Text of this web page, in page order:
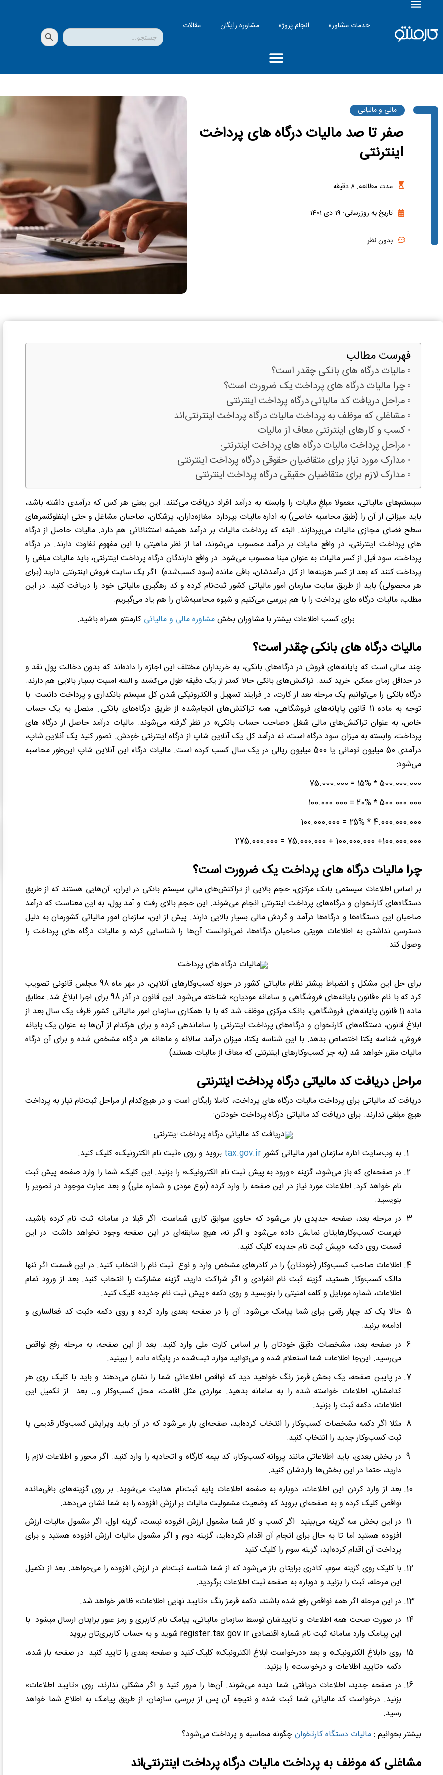
خدمات مشاوره انجام پروژه مشاوره رایگان مقالات جستجو
برای:
دکمه جستجو
مالی و مالیاتی
صفر تا صد مالیات درگاه های پرداخت
اینترنتی
مدت مطالعه: 8 دقیقه
تاریخ به روزرسانی: 19 دی 1401
بدون نظر
فهرست مطالب
مالیات درگاه های بانکی چقدر است؟
چرا مالیات درگاه های پرداخت یک ضرورت است؟
مراحل دریافت کد مالیاتی درگاه پرداخت اینترنتی
مشاغلی که موظف به پرداخت مالیات درگاه پرداخت اینترنتی‌اند
کسب و کارهای اینترنتی معاف از مالیات
مراحل پرداخت مالیات درگاه های پرداخت اینترنتی
مدارک مورد نیاز برای متقاضیان حقوقی درگاه پرداخت اینترنتی
مدارک لازم برای متقاضیان حقیقی درگاه پرداخت اینترنتی
سیستم‌های مالیاتی، معمولا مبلغِ مالیات را وابسته به درآمد افراد دریافت می‌کنند. این یعنی هر کس که درآمدی داشته باشد،
باید میزانی از آن را (طبق محاسبه خاصی) به اداره مالیات بپردازد. مغازه‌داران، پزشکان، صاحبان مشاغل و حتی اینفلوئنسرهای
سطح فضای مجازی مالیات می‌پردازند. البته که پرداخت مالیات بر درآمد همیشه استثنائاتی هم دارد. مالیات حاصل از درگاه
های پرداخت اینترنتی، در واقع مالیات بر درآمد محسوب می‌شوند، اما از نظر ماهیتی با این مفهوم تفاوت دارند. در درگاه
پرداخت، سود قبل از کسر مالیات به عنوان مبنا محسوب می‌شود. در واقع دارندگان درگاه پرداخت اینترنتی، باید مالیات مبلغی را
پرداخت کنند که بعد از کسر هزینه‌ها از کل درآمدشان، باقی مانده (سود کسب‌شده). اگر یک سایت فروش اینترنتی دارید (برای
هر محصولی) باید از طریق سایت سازمان امور مالیاتی کشور ثبت‌نام کرده و کد رهگیری مالیاتی خود را دریافت کنید. در این
مطلب، مالیات درگاه های پرداخت را با هم بررسی می‌کنیم و شیوه محاسبه‌شان را هم یاد میگیریم.
برای کسب اطلاعات بیشتر با مشاوران بخشمشاوره مالی و مالیاتی کارمنتو همراه باشید.
مالیات درگاه های بانکی چقدر است؟
چند سالی است که پایانه‌های فروش در درگاه‌های بانکی، به خریداران مختلف این اجازه را داده‌اند که بدون دخالت پول نقد و
در حداقل زمان ممکن، خرید کنند. تراکنشهای بانکی حالا کمتر از یک دقیقه طول می‌کشند و البته امنیت بسیار بالایی هم دارند.
درگاه بانکی را می‌توانیم یک مرحله بعد از کارت، در فرایند تسهیل و الکترونیکی شدن کل سیستم بانکداری و پرداخت دانست. با
توجه به ماده 11 قانون پایانه‌های فروشگاهی، همه تراکنش
های انجام‌شده از طریق درگاههای بانکی ِ متصل به یک حساب
خاص، به عنوان تراکنشهای مالی شغل «صاحب حساب بانکی» در نظر گرفته می‌شوند. مالیات درآمد حاصل از درگاه های
پرداخت، وابسته به میزان سود درگاه است، نه درآمد کل یک آنلاین شاپ از درگاه اینترنتی خودش. تصور کنید یک آنلاین شاپ،
درآمدی 50 میلیون تومانی یا 500 میلیون ریالی در یک سال کسب کرده است. مالیات درگاه این آنلاین شاپ این‌طور محاسبه
می‌شود:
500.000.000 * 15% = 75.000.000
500.000.000 * 20% = 100.000.000
4.000.000.000 * 25% = 100.000.000
100.000.000+ 100.000.000 + 75.000.000 = 275.000.000
چرا مالیات درگاه های پرداخت یک ضرورت است؟
بر اساس اطلاعات سیستمی بانک مرکزی، حجم بالایی از تراکنش‌های مالی سیستم بانکی در ایران، آن‌هایی هستند که از طریق
دستگاه‌های کارتخوان و درگاه‌های پرداخت اینترنتی انجام میشوند. این حجم بالای رفت و آمد پول، به این معناست که درآمد
صاحبان این دستگاهها و درگاه‌ها درآمد و گردش مالی بسیار بالایی دارند. پیش از این، سازمان امور مالیاتی کشورمان به دلیل
دسترسی نداشتن به اطلاعات هویتی صاحبان درگاه‌ها، نمی‌توانست آن‌ها را شناسایی کرده و مالیات درگاه های پرداخت را
وصول کند.
برای حل این مشکل و انضباط بیشتر نظام مالیاتی کشور در حوزه کسب‌وکارهای آنلاین، در مهر ماه 98 مجلس قانونی تصویب
کرد که با نام «قانون پایانه‌های فروشگاهی و سامانه مودیان» شناخته می
شود. این قانون در آذر 98 برای اجرا ابلاغ شد. مطابق
ماده 11 قانون پایانه‌های فروشگاهی، بانک مرکزی موظف شد که با
با همکاری سازمان امورمالیاتیکشورظرف یک سال بعد از
ابلاغ قانون، دستگاه‌های کارتخوان و درگاه‌های پرداخت اینترنتی را ساماندهی کرده و برای هرکدام از آن‌ها به عنوان یک پایانه
فروش، شناسه یکتا اختصاص بدهد. با این شناسه یکتا، میزان درآمد سالانه و ماهانه هر درگاه مشخص شده و برای آن درگاه
مالیات مقرر خواهد شد (به جز کسبوکارهای اینترنتی که معاف از مالیات هستند).
مراحل دریافت کد مالیاتی درگاه پرداخت اینترنتی
دریافت کد مالیاتی برای پرداخت مالیات درگاه های پرداخت، کاملا رایگان است و در هیچ‌کدام از مراحل ثبتنام نیاز به پرداخت
هیچ مبلغی ندارند. برای دریافت کد مالیاتی درگاه پرداخت خودتان:
به وب‌سایت اداره سازمان امور مالیاتی کشورtax.gov.irبروید و روی «ثبت ‌نام الکترونیک» کلیک کنید.
در صفحه‌ای که باز می‌شود، گزینه «ورود به پیش ثبت نام الکترونیک» را بزنید. این کلیک، شما را وارد صفحه پیش ثبت
‌نام خواهد کرد. اطلاعات مورد نیاز در این صفحه را وارد کرده (نوع مودی و شماره ملی) و بعد عبارت موجود در تصویر را
بنویسید.
در مرحله بعد، صفحه جدیدی باز می‌شود که حاوی سوابق کاری شماست. اگر قبلا در سامانه ثبت نام کرده باشید،
فهرست کسب‌وکارهایتان نمایش داده میشود و اگر نه، هیچ سابقه‌ای در این صفحه وجود نخواهد داشت. در این
قسمت روی دکمه «پیش ثبت نام جدید» کلیک کنید.
اطلاعات صاحب کسب‌وکار (خودتان) را در کادرهای مشخص وارد و نوع ثبت نام را انتخاب کنید. در این قسمت اگر تنها
مالک کسب‌وکار هستید، گزینه ثبت نام انفرادی و اگر شراکت دارید، گزینه مشارکت را انتخاب کنید. بعد از ورود تمام
اطلاعات، شماره موبایل و کلمه امنیتی را بنویسید و روی دکمه «پیش ثبت نام جدید» کلیک کنید.
حالا یک کد چهار رقمی برای شما پیامک میشود. آن را در صفحه بعدی وارد کرده و روی دکمه «ثبت کد فعالسازی و
ادامه» بزنید.
در صفحه بعد، مشخصات دقیق خودتان را بر اساس کارت ملی وارد کنید. بعد از این صفحه، به مرحله رفع نواقص
می‌رسید. این‌جا اطلاعات شما استعلام شده و میتوانید موارد ثبت‌شده در پایگاه داده را ببینید.
در پایین صفحه، یک بخش قرمز رنگ خواهید دید که نواقص اطلاعاتی شما را نشان میدهند و باید با کلیک روی هر
کدامشان، اطلاعات خواسته‌ شده را به سامانه بدهید. مواردی مثل اقامت، محل کسبوکار و… بعد از تکمیل این
اطلاعات، دکمه ثبت را بزنید.
مثلا اگر دکمه مشخصات کسبوکار را انتخاب کردهاید، صفحهای باز میشود که در آن باید ویرایش کسب‌وکار قدیمی یا
ثبت کسب‌وکار جدید را انتخاب کنید.
در بخش بعدی، باید اطلاعاتی مانند پروانه کسب‏وکار، کد بیمه کارگاه و اتحادیه را وارد کنید. اگر مجوز و اطلاعات لازم را
دارید، حتما در این بخشها واردشان کنید.
بعد از وارد کردن این اطلاعات، دوباره به صفحه اطلاعات پایه ثبت‌نام هدایت میشوید. بر روی گزینه‌های باقی‌مانده
نواقص کلیک کرده و به صفحهای بروید که وضعیت مشمولیت مالیات بر ارزش افزوده را به شما نشان میدهد.
در این بخش سه گزینه می‌بینید. اگر کسب و کار شما مشمول ارزش افزوده نیست، گزینه اول، اگر مشمول مالیات ارزش
افزوده هستید اما تا به حال برای انجام آن اقدام نکرده‌اید، گزینه دوم و اگر مشمول مالیات ارزش افزوده هستید و برای
پرداخت آن اقدام کرده‌اید، گزینه سوم را کلیک کنید.
با کلیک روی گزینه سوم، کادری برایتان باز میشود که از شما شناسه ثبت‌نام در ارزش افزوده را می‌خواهد. بعد از تکمیل
این مرحله، ثبت را بزنید و دوباره به صفحه ثبت اطلاعات برگردید.
در این مرحله اگر همه نواقص رفع شده باشند، دکمه قرمز رنگ «تایید نهایی اطلاعات» ظاهر خواهد شد.
در صورت صحت همه اطلاعات و تاییدشان توسط سازمان مالیاتی، پیامک نام کاربری و رمز عبور برایتان ارسال می‏شود. با
این پیامک وارد سامانه ثبت نام شماره اقتصادیregister.tax.gov.ir شوید و به حساب کاربریتان بروید.
روی «ابلاغ الکترونیک» و بعد «درخواست ابلاغ الکترونیک» کلیک کنید و صفحه بعدی را تایید کنید. در صفحه باز شده،
دکمه «تایید اطلاعات و درخواست» را بزنید.
در صفحه جدید، اطلاعات دریافتی شما دیده می‌شوند. آن‌ها را مرور کنید و اگر مشکلی ندارند، روی «تایید اطلاعات»
بزنید. درخواست کد مالیاتی شما ثبت شده و نتیجه آن پس از بررسی سازمان، از طریق پیامک به اطلاع شما خواهد
رسید.
بیشتر بخوانیم :مالیات دستگاه کارتخوانچگونه محاسبه و پرداخت می‌شود؟
مشاغلی که موظف به پرداخت مالیات درگاه پرداخت اینترنتی‌اند